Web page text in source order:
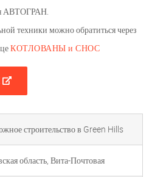
АВТОГРАН.
техники можно обратиться через
КОТЛОВАНЫ и СНОС
строительство в Green Hills
область, Вита-Почтовая